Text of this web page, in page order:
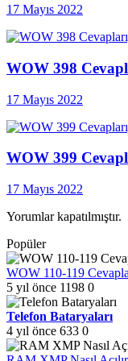
17 Mayıs 2022
WOW 398
17 Mayıs 2022
WOW 399
17 Mayıs 2022
Yorumlar kapatılmıştır.
Popüler
WOW 110-119
5 yıl önce 1198 0
Telefon Bataryaları
4 yıl önce 633 0